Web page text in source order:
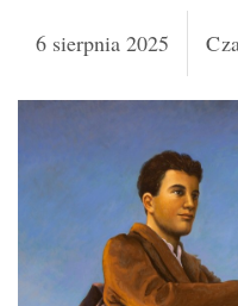
6 sierpnia 2025